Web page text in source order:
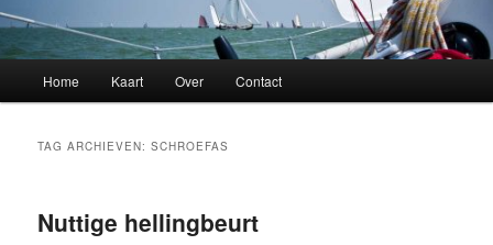
Home Kaart Over Contact
TAG ARCHIEVEN:SCHROEFAS
Nuttige hellingbeurt